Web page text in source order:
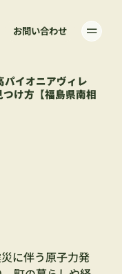
お問い合わせ
パイオニアヴィレ
け方【福島県南相
に伴う原子力発